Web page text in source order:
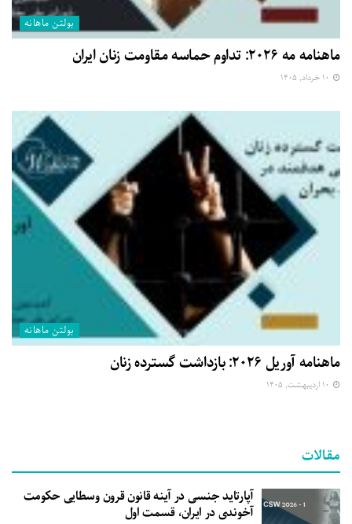
بولتن ماهانه
ماهنامه مه ۲۰۲۶: تداوم حماسه مقاومت زنان ایران
بولتن ماهانه
ماهنامه آوریل ۲۰۲۶: بازداشت گسترده زنان
مقالات
آپارتاید جنسی در آینه قانون قرون وسطایی حکومت
آخوندی در ایران، قسمت اول